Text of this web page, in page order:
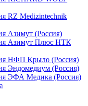
RZ Medizintechnik
Азимут (Россия)
Азимут Плюс НТК
НФП Крыло (Россия)
Эндомедиум (Россия)
ЭФА Медика (Россия)